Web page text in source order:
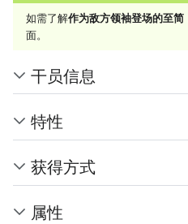
如需了解作为敌方领袖登场的至简
面。
干员信息
特性
获得方式
属性